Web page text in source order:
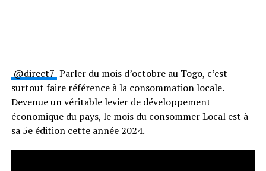
@direct7 Parler du mois d’octobre au Togo, c’est
surtout faire référence à la consommation locale.
Devenue un véritable levier de développement
économique du pays, le mois du consommer Local est à
sa 5e édition cette année 2024.